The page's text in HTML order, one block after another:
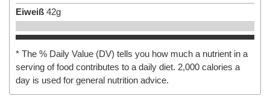
Eiweiß 42g
* The % Daily Value (DV) tells you how much a nutrient in a
serving of food contributes to a daily diet. 2,000 calories a
day is used for general nutrition advice.